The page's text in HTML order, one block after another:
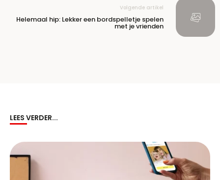
Volgende artikel
Helemaal hip: Lekker een bordspelletje spelen
met je vrienden
LEES VERDER...